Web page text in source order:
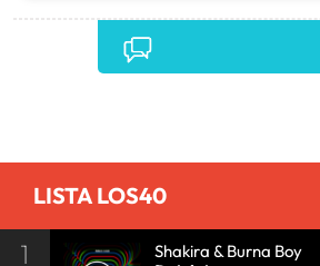
LISTA LOS40
1
Shakira & Burna Boy